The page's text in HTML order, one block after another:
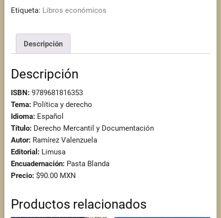
cantidad
Etiqueta: Libros económicos
Descripción
Descripción
ISBN:9789681816353
Tema:Política y derecho
Idioma:Español
Título:Derecho Mercantil y Documentación
Autor:Ramírez Valenzuela
Editorial:Limusa
Encuadernación:Pasta Blanda
Precio:$90.00 MXN
Productos relacionados